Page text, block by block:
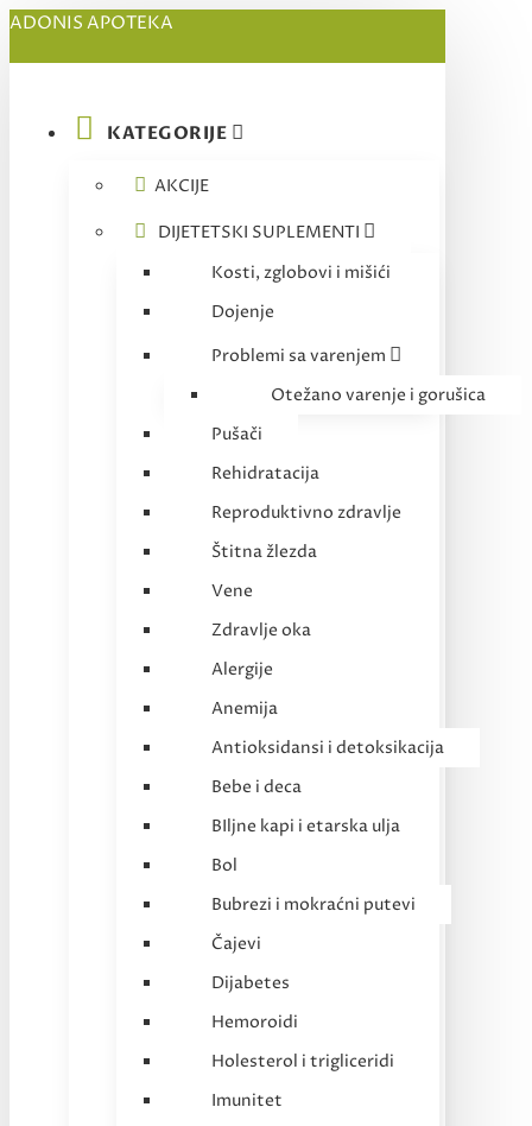
ADONIS APOTEKA
KATEGORIJE
AKCIJE
DIJETETSKI SUPLEMENTI
Kosti, zglobovi i mišići
Dojenje
Problemi sa varenjem
Otežano varenje i gorušica
Pušači
Rehidratacija
Reproduktivno zdravlje
Štitna žlezda
Vene
Zdravlje oka
Alergije
Anemija
Antioksidansi i detoksikacija
Bebe i deca
BIljne kapi i etarska ulja
Bol
Bubrezi i mokraćni putevi
Čajevi
Dijabetes
Hemoroidi
Holesterol i trigliceridi
Imunitet